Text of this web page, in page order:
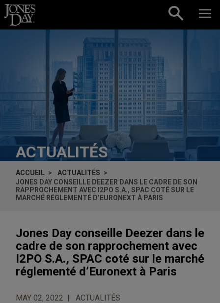
Skip to content
ACTUALITÉS
ACCUEIL
ACTUALITÉS
JONES DAY CONSEILLE DEEZER DANS LE CADRE DE SON
RAPPROCHEMENT AVEC I2PO S.A., SPAC COTÉ SUR LE
MARCHÉ RÉGLEMENTÉ D’EURONEXT À PARIS
Jones Day conseille Deezer dans le
cadre de son rapprochement avec
I2PO S.A., SPAC coté sur le marché
réglementé d’Euronext à Paris
MAY 02, 2022 ACTUALITÉS